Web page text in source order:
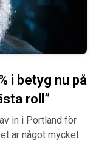
i betyg nu på
roll”
in i Portland för
är något mycket